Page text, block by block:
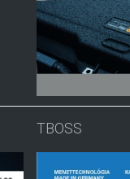
TBOSS